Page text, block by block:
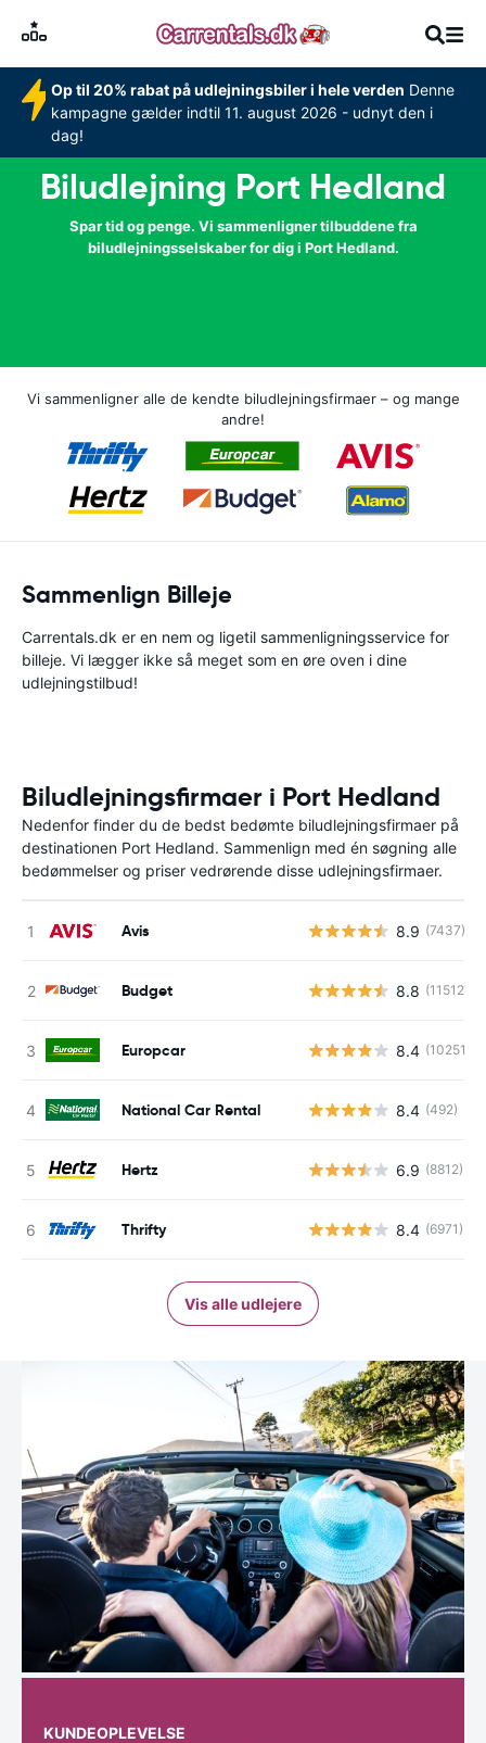
Op til 20% rabat på udlejningsbiler i hele verden Denne
kampagne gælder indtil 11. august 2026 - udnyt den i
dag!
Biludlejning Port Hedland
Spar tid og penge. Vi sammenligner tilbuddene fra
biludlejningsselskaber for dig i Port Hedland.
Vi sammenligner alle de kendte biludlejningsfirmaer – og mange
andre!
Sammenlign Billeje
Carrentals.dk er en nem og ligetil sammenligningsservice for
billeje. Vi lægger ikke så meget som en øre oven i dine
udlejningstilbud!
Biludlejningsfirmaer i Port Hedland
Nedenfor finder du de bedst bedømte biludlejningsfirmaer på
destinationen Port Hedland. Sammenlign med én søgning alle
bedømmelser og priser vedrørende disse udlejningsfirmaer.
Avis 8.9 (7437)
Budget 8.8 (11512)
Europcar 8.4 (10251)
National Car Rental 8.4 (492)
Hertz 6.9 (8812)
Thrifty 8.4 (6971)
Vis alle udlejere
KUNDEOPLEVELSE